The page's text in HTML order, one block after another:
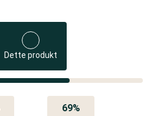
Dette produkt
69%